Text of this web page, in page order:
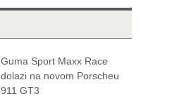
Guma Sport Maxx Race
dolazi na novom Porscheu
911 GT3